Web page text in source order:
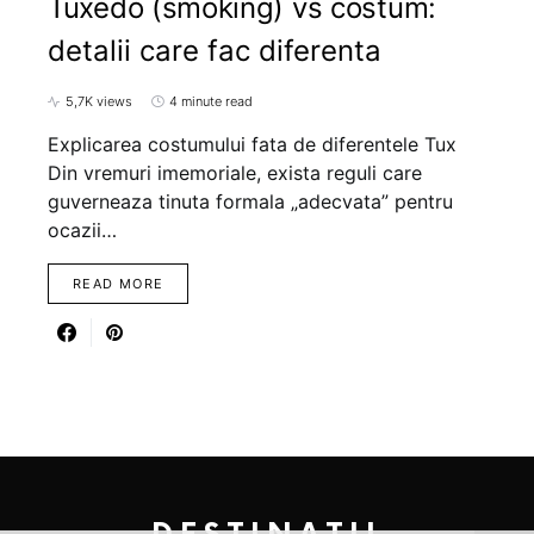
Tuxedo (smoking) vs costum:
detalii care fac diferenta
5,7K views 4 minute read
Explicarea costumului fata de diferentele Tux
Din vremuri imemoriale, exista reguli care
guverneaza tinuta formala „adecvata” pentru
ocazii…
READ MORE